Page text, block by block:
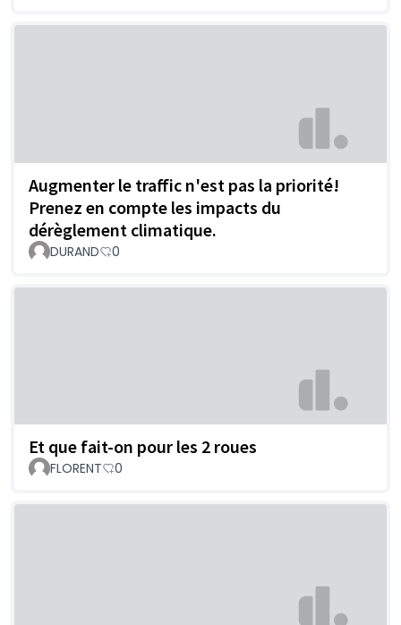
Augmenter le traffic n'est pas la priorité!
Prenez en compte les impacts du
dérèglement climatique.
DURAND 0
Et que fait-on pour les 2 roues
FLORENT 0